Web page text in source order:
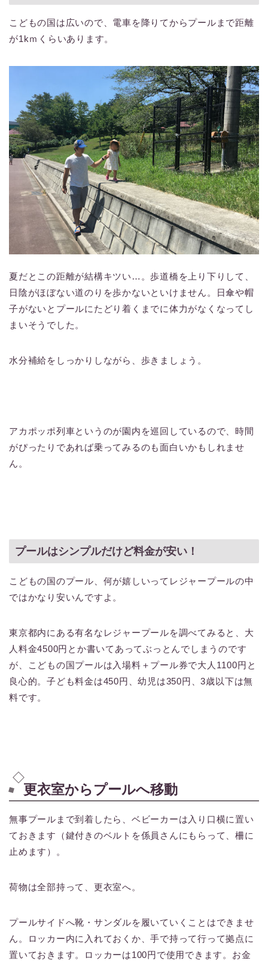
こどもの国は広いので、電車を降りてからプールまで距離
が1kｍくらいあります。
夏だとこの距離が結構キツい…。歩道橋を上り下りして、
日陰がほぼない道のりを歩かないといけません。日傘や帽
子がないとプールにたどり着くまでに体力がなくなってし
まいそうでした。
水分補給をしっかりしながら、歩きましょう。
アカポッポ列車というのが園内を巡回しているので、時間
がぴったりであれば乗ってみるのも面白いかもしれませ
ん。
プールはシンプルだけど料金が安い！
こどもの国のプール、何が嬉しいってレジャープールの中
ではかなり安いんですよ。
東京都内にある有名なレジャープールを調べてみると、大
人料金4500円とか書いてあってぶっとんでしまうのです
が、こどもの国プールは入場料＋プール券で大人1100円と
良心的。子ども料金は450円、幼児は350円、3歳以下は無
料です。
更衣室からプールへ移動
無事プールまで到着したら、ベビーカーは入り口横に置い
ておきます（鍵付きのベルトを係員さんにもらって、柵に
止めます）。
荷物は全部持って、更衣室へ。
プールサイドへ靴・サンダルを履いていくことはできませ
ん。ロッカー内に入れておくか、手で持って行って拠点に
置いておきます。ロッカーは100円で使用できます。お金